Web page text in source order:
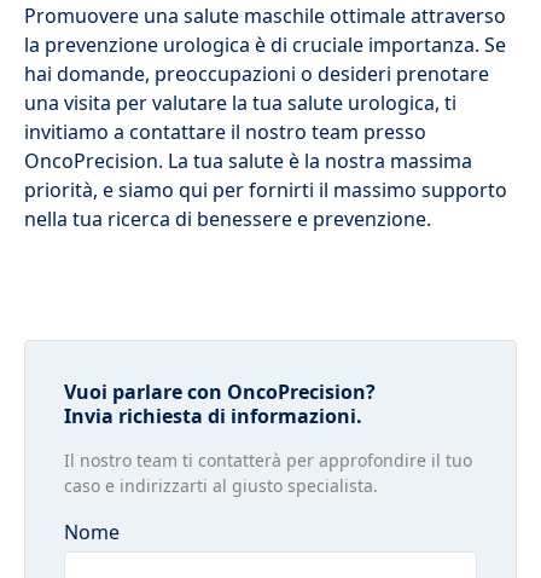
Promuovere una salute maschile ottimale attraverso
la prevenzione urologica è di cruciale importanza. Se
hai domande, preoccupazioni o desideri prenotare
una visita per valutare la tua salute urologica, ti
invitiamo a contattare il nostro team presso
OncoPrecision. La tua salute è la nostra massima
priorità, e siamo qui per fornirti il massimo supporto
nella tua ricerca di benessere e prevenzione.
Vuoi parlare con OncoPrecision?
Invia richiesta di informazioni.
Il nostro team ti contatterà per approfondire il tuo
caso e indirizzarti al giusto specialista.
Nome